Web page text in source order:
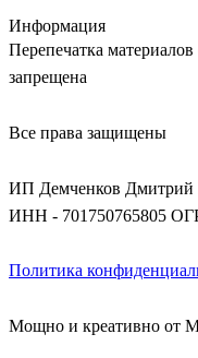
Информация
Перепечатка
запрещена
Все права защищены
ИП Демченков Дмитрий
ИНН - 701750765805
Политика
Мощно и креативно от